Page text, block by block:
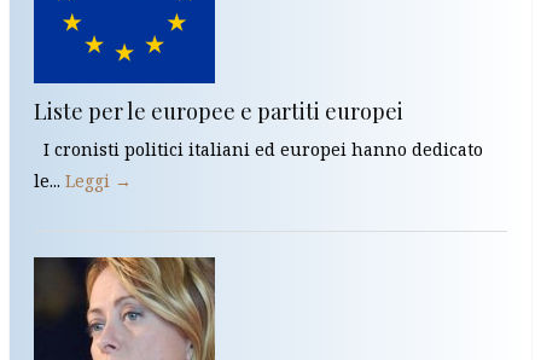
Liste per le europee e partiti europei
I cronisti politici italiani ed europei hanno dedicato
le... Leggi →